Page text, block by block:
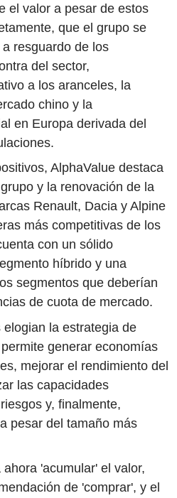
el valor a pesar de estos
que el grupo se
resguardo de los
del sector,
a los aranceles, la
chino y la
en Europa derivada del
AlphaValue destaca
y la renovación de la
Renault, Dacia y Alpine
más competitivas de los
con un sólido
híbrido y una
segmentos que deberían
de cuota de mercado.
la estrategia de
generar economías
mejorar el rendimiento del
las capacidades
y, finalmente,
pesar del tamaño más
'acumular' el valor,
de 'comprar', y el